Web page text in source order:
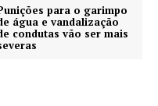
para o garimpo
água e vandalização
condutas vão ser mais